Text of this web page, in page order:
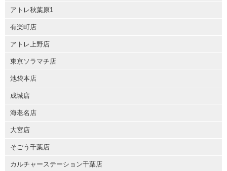
アトレ秋葉原1
有楽町店
アトレ上野店
東京ソラマチ店
池袋本店
成城店
海老名店
大宮店
そごう千葉店
カルチャーステーション千葉店